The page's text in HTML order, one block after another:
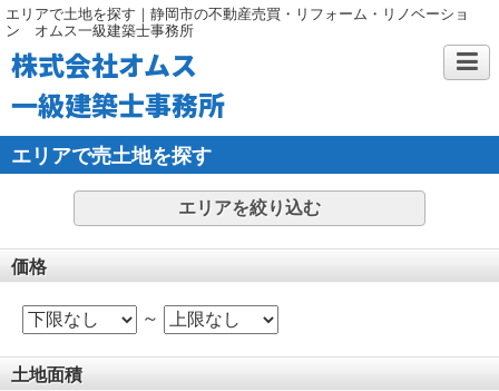
エリアで土地を探す｜静岡市の不動産売買・リフォーム・リノベーショ
ン オムス一級建築士事務所
株式会社オムス
一級建築士事務所
エリアで売土地を探す
エリアを絞り込む
価格
～
土地面積